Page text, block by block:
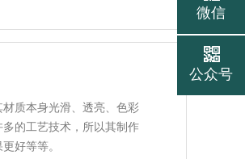
质本身光滑、透亮、色彩
的工艺技术，所以其制作
好等等。
微信
公众号